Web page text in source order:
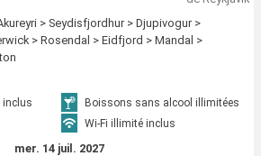
> Seydisfjordhur > Djupivogur >
> Rosendal > Eidfjord > Mandal >
inclus
Boissons sans alcool illimitées
Wi-Fi illimité inclus
mer. 14 juil. 2027